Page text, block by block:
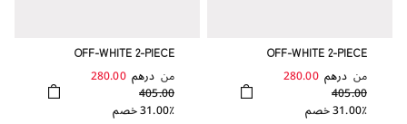
OFF-WHITE 2-PIECE
من درهم 280.00
405.00
31.00٪ خصم
OFF-WHITE 2-PIECE
من درهم 280.00
405.00
31.00٪ خصم